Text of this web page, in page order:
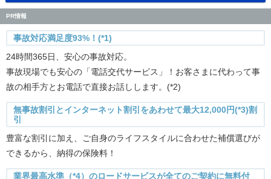
PR情報
事故対応満足度93%！(*1)
24時間365日、安心の事故対応。
事故現場でも安心の「電話交代サービス」！お客さまに代わって事
故の相手方とお電話で直接お話しします。(*2)
無事故割引とインターネット割引をあわせて最大12,000円(*3)割
引
豊富な割引に加え、ご自身のライフスタイルに合わせた補償選びが
できるから、納得の保険料！
業界最高水準（*4）のロードサービスが全てのご契約に無料付